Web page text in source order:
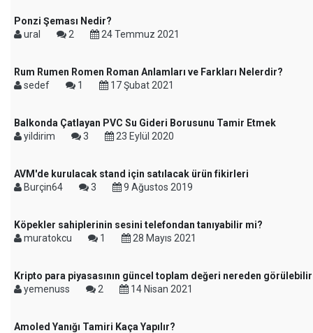
Ponzi Şeması Nedir?
ural
2 24 Temmuz 2021
Rum Rumen Romen Roman Anlamları ve Farkları Nelerdir?
sedef
1 17 Şubat 2021
Balkonda Çatlayan PVC Su Gideri Borusunu Tamir Etmek
yildirim
3 23 Eylül 2020
AVM'de kurulacak stand için satılacak ürün fikirleri
Burçin64
3 9 Ağustos 2019
Köpekler sahiplerinin sesini telefondan tanıyabilir mi?
muratokcu
1 28 Mayıs 2021
Kripto para piyasasının güncel toplam değeri nereden
yemenuss
2 14 Nisan 2021
Amoled Yanığı Tamiri Kaça Yapılır?